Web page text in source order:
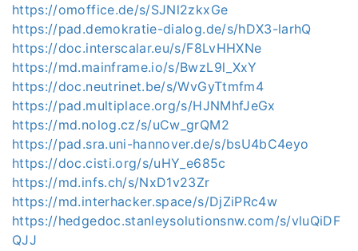
https://omoffice.de/s/SJNl2zkxGe
https://pad.demokratie-dialog.de/s/hDX3-larhQ
https://doc.interscalar.eu/s/F8LvHHXNe
https://md.mainframe.io/s/BwzL9l_XxY
https://doc.neutrinet.be/s/WvGyTtmfm4
https://pad.multiplace.org/s/HJNMhfJeGx
https://md.nolog.cz/s/uCw_grQM2
https://pad.sra.uni-hannover.de/s/bsU4bC4eyo
https://doc.cisti.org/s/uHY_e685c
https://md.infs.ch/s/NxD1v23Zr
https://md.interhacker.space/s/DjZiPRc4w
https://hedgedoc.stanleysolutionsnw.com/s/vluQiDF
QJJ